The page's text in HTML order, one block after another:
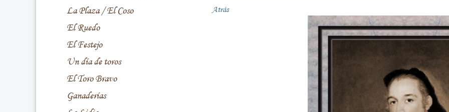
La Plaza / El Coso
El Ruedo
El Festejo
Un día de toros
El Toro Bravo
Ganaderías
Atrás